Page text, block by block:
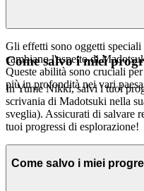
Gli effetti sono oggetti
cambiano l'aspetto di
Queste abilità sono cruciali
più in profondità nei vari
Come salvo i miei
In Yume Nikki, salvi i tuoi
scrivania di Madotsuki nella
sveglia). Assicurati di salvare
tuoi progressi di esplorazione!
Come salvo i miei